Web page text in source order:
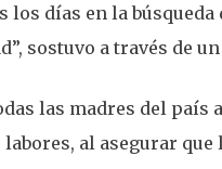
los días en la
sostuvo a través de
las madres del país
al asegurar